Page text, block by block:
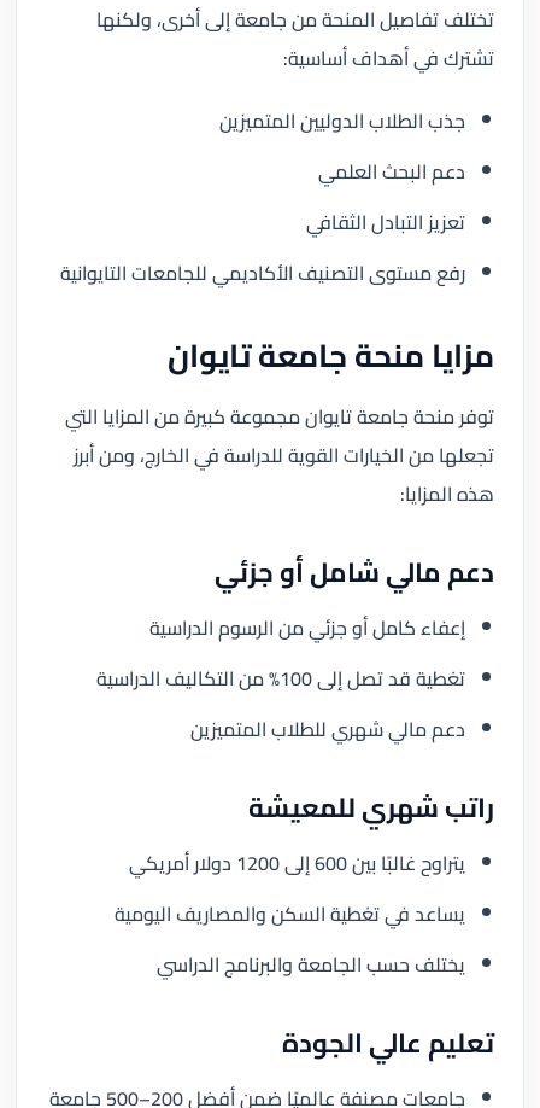
تختلف تفاصيل المنحة من جامعة إلى أخرى، ولكنها
تشترك في أهداف أساسية:
جذب الطلاب الدوليين المتميزين
دعم البحث العلمي
تعزيز التبادل الثقافي
رفع مستوى التصنيف الأكاديمي للجامعات التايوانية
مزايا منحة جامعة تايوان
توفر منحة جامعة تايوان مجموعة كبيرة من المزايا التي
تجعلها من الخيارات القوية للدراسة في الخارج، ومن أبرز
هذه المزايا:
دعم مالي شامل أو جزئي
إعفاء كامل أو جزئي من الرسوم الدراسية
تغطية قد تصل إلى 100% من التكاليف الدراسية
دعم مالي شهري للطلاب المتميزين
راتب شهري للمعيشة
يتراوح غالبًا بين 600 إلى 1200 دولار أمريكي
يساعد في تغطية السكن والمصاريف اليومية
يختلف حسب الجامعة والبرنامج الدراسي
تعليم عالي الجودة
جامعات مصنفة عالميًا ضمن أفضل 200–500 جامعة